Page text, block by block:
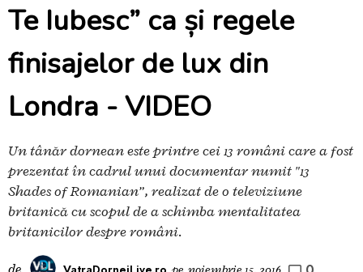
Te Iubesc” ca și regele
finisajelor de lux din
Londra - VIDEO
Un tânăr dornean este printre cei 13 români care a fost
prezentat în cadrul unui documentar numit "13
Shades of Romanian”, realizat de o televiziune
britanică cu scopul de a schimba mentalitatea
britanicilor despre români.